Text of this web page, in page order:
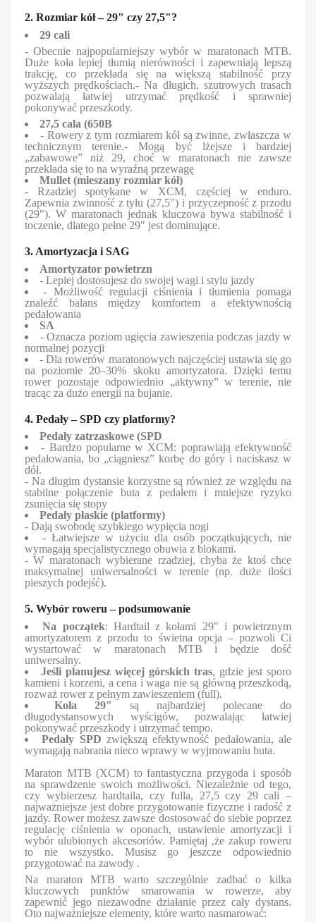
2. Rozmiar kół – 29" czy 27,5"?
29 cali
- Obecnie najpopularniejszy wybór w maratonach MTB.
Duże koła lepiej tłumią nierówności i zapewniają lepszą
trakcję, co przekłada się na większą stabilność przy
wyższych prędkościach.- Na długich, szutrowych trasach
pozwalają łatwiej utrzymać prędkość i sprawniej
pokonywać przeszkody.
27,5 cala (650B
- Rowery z tym rozmiarem kół są zwinne, zwłaszcza w
technicznym terenie.- Mogą być lżejsze i bardziej
„zabawowe” niż 29, choć w maratonach nie zawsze
przekłada się to na wyraźną przewagę
Mullet (mieszany rozmiar kół)
- Rzadziej spotykane w XCM, częściej w enduro.
Zapewnia zwinność z tyłu (27,5") i przyczepność z przodu
(29"). W maratonach jednak kluczowa bywa stabilność i
toczenie, dlatego pełne 29" jest dominujące.
3. Amortyzacja i SAG
Amortyzator powietrzn
- Lepiej dostosujesz do swojej wagi i stylu jazdy
- Możliwość regulacji ciśnienia i tłumienia pomaga
znaleźć balans między komfortem a efektywnością
pedałowania
SA
- Oznacza poziom ugięcia zawieszenia podczas jazdy w
normalnej pozycji
- Dla rowerów maratonowych najczęściej ustawia się go
na poziomie 20–30% skoku amortyzatora. Dzięki temu
rower pozostaje odpowiednio „aktywny” w terenie, nie
tracąc za dużo energii na bujanie.
4. Pedały – SPD czy platformy?
Pedały zatrzaskowe (SPD
- Bardzo popularne w XCM: poprawiają efektywność
pedałowania, bo „ciągniesz” korbę do góry i naciskasz w
dół.
- Na długim dystansie korzystne są również ze względu na
stabilne połączenie buta z pedałem i mniejsze ryzyko
zsunięcia się stopy
Pedały płaskie (platformy)
- Dają swobodę szybkiego wypięcia nogi
- Łatwiejsze w użyciu dla osób początkujących, nie
wymagają specjalistycznego obuwia z blokami.
- W maratonach wybierane rzadziej, chyba że ktoś chce
maksymalnej uniwersalności w terenie (np. duże ilości
pieszych podejść).
5. Wybór roweru – podsumowanie
Na początek: Hardtail z kołami 29" i powietrznym
amortyzatorem z przodu to świetna opcja – pozwoli Ci
wystartować w maratonach MTB i będzie dość
uniwersalny.
Jeśli planujesz więcej górskich tras, gdzie jest sporo
kamieni i korzeni, a cena i waga nie są główną przeszkodą,
rozważ rower z pełnym zawieszeniem (full).
Koła 29"
są najbardziej polecane do
długodystansowych wyścigów, pozwalając łatwiej
pokonywać przeszkody i utrzymać tempo.
Pedały SPD zwiększą efektywność pedałowania, ale
wymagają nabrania nieco wprawy w wyjmowaniu buta.
Maraton MTB (XCM) to fantastyczna przygoda i sposób
na sprawdzenie swoich możliwości. Niezależnie od tego,
czy wybierzesz hardtaila, czy fulla, 27,5 czy 29 cali –
najważniejsze jest dobre przygotowanie fizyczne i radość z
jazdy. Rower możesz zawsze dostosować do siebie poprzez
regulację ciśnienia w oponach, ustawienie amortyzacji i
wybór ulubionych akcesoriów. Pamiętaj ,że zakup roweru
to nie wszystko. Musisz go jeszcze odpowiednio
przygotować na zawody .
Na maraton MTB warto szczególnie zadbać o kilka
kluczowych punktów smarowania w rowerze, aby
zapewnić jego niezawodne działanie przez cały dystans.
Oto najważniejsze elementy, które warto nasmarować: